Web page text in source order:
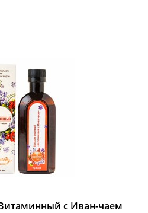
с Иван-чаем